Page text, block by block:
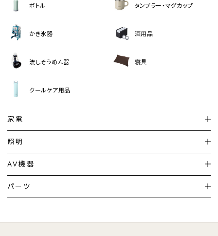
ボトル タンブラー・マグカップ
かき氷器 酒用品
流しそうめん器 寝具
クールケア用品
家電
加湿器・空気清浄機
暖房機 掃除機
調理家電 生活家電
照明
シーリングライト
デスクライト
AV機器
テレビ
パーツ